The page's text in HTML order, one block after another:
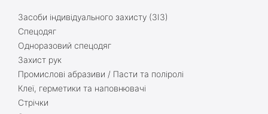
Засоби індивідуального захисту (ЗІЗ)
Спецодяг
Одноразовий спецодяг
Захист рук
Промислові абразиви / Пасти та поліролі
Клеї, герметики та наповнювачі
Стрічки